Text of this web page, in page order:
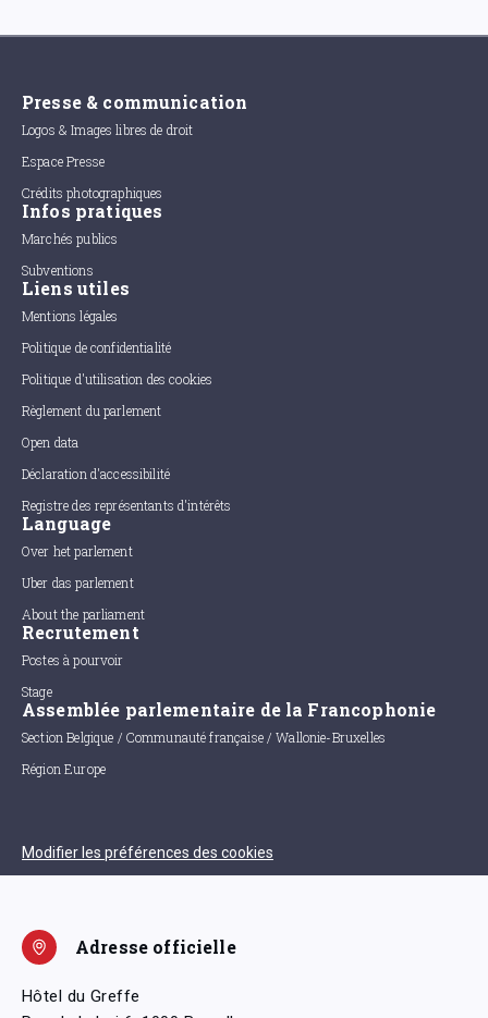
Presse & communication
Logos & Images libres de droit
Espace Presse
Crédits photographiques
Infos pratiques
Marchés publics
Subventions
Liens utiles
Mentions légales
Politique de confidentialité
Politique d'utilisation des cookies
Règlement du parlement
Open data
Déclaration d'accessibilité
Registre des représentants d'intérêts
Language
Over het parlement
Uber das parlement
About the parliament
Recrutement
Postes à pourvoir
Stage
Assemblée parlementaire de la Francophonie
Section Belgique / Communauté française / Wallonie-Bruxelles
Région Europe
Modifier les préférences des cookies
Adresse officielle
Hôtel du Greffe